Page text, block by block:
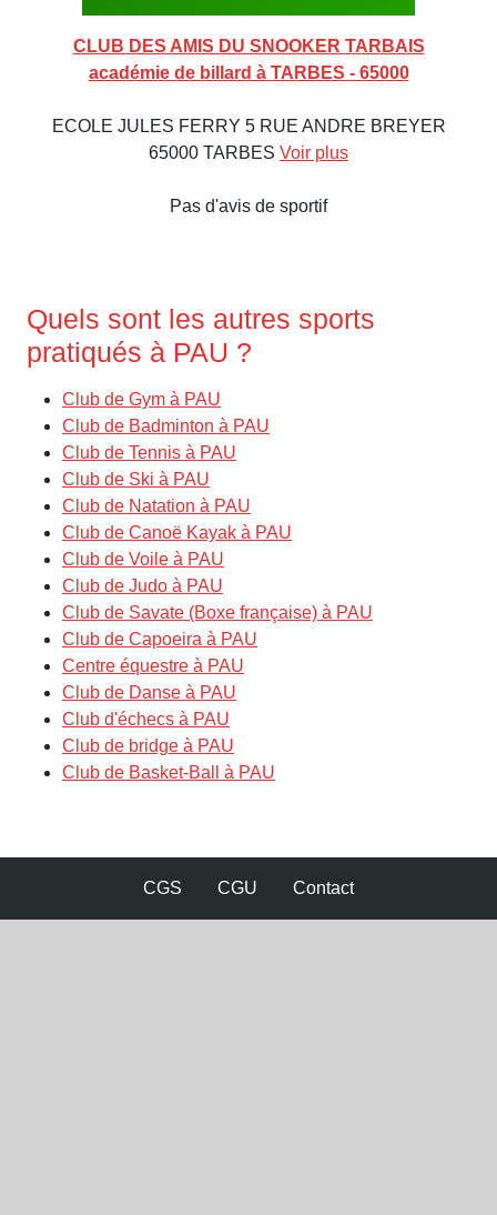
CLUB DES AMIS DU SNOOKER TARBAIS
académie de billard à TARBES - 65000
ECOLE JULES FERRY 5 RUE ANDRE BREYER
65000 TARBES Voir plus
Pas d'avis de sportif
Quels sont les autres sports
pratiqués à PAU ?
Club de Gym à PAU
Club de Badminton à PAU
Club de Tennis à PAU
Club de Ski à PAU
Club de Natation à PAU
Club de Canoë Kayak à PAU
Club de Voile à PAU
Club de Judo à PAU
Club de Savate (Boxe française) à PAU
Club de Capoeira à PAU
Centre équestre à PAU
Club de Danse à PAU
Club d'échecs à PAU
Club de bridge à PAU
Club de Basket-Ball à PAU
CGS CGU Contact